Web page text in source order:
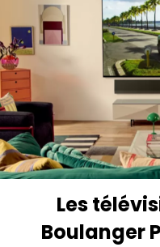
Les
Boulanger